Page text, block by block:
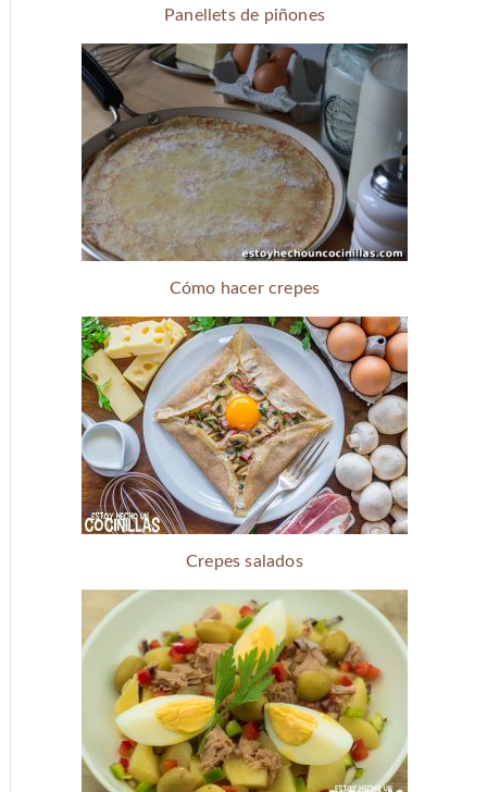
Panellets de piñones
Cómo hacer crepes
Crepes salados